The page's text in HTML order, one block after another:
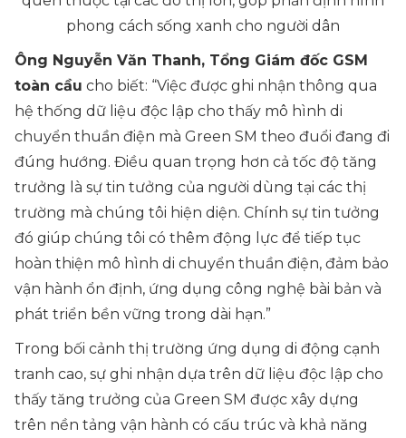
phong cách sống xanh cho người dân
Ông Nguyễn Văn Thanh, Tổng Giám đốc GSM
toàn cầu cho biết: “Việc được ghi nhận thông qua
hệ thống dữ liệu độc lập cho thấy mô hình di
chuyển thuần điện mà Green SM theo đuổi đang đi
đúng hướng. Điều quan trọng hơn cả tốc độ tăng
trưởng là sự tin tưởng của người dùng tại các thị
trường mà chúng tôi hiện diện. Chính sự tin tưởng
đó giúp chúng tôi có thêm động lực để tiếp tục
hoàn thiện mô hình di chuyển thuần điện, đảm bảo
vận hành ổn định, ứng dụng công nghệ bài bản và
phát triển bền vững trong dài hạn.”
Trong bối cảnh thị trường ứng dụng di động cạnh
tranh cao, sự ghi nhận dựa trên dữ liệu độc lập cho
thấy tăng trưởng của Green SM được xây dựng
trên nền tảng vận hành có cấu trúc và khả năng